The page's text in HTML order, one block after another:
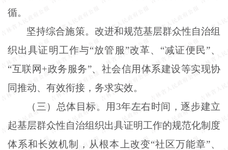
循。
坚持综合施策。改进和规范基层群众性自治组
织出具证明工作与“放管服”改革、“减证便民”、
“互联网+政务服务”、社会信用体系建设等实现协
同推动、有效衔接，务求实效。
（三）总体目标。用3年左右时间，逐步建立
起基层群众性自治组织出具证明工作的规范化制度
体系和长效机制，从根本上改变“社区万能章”、